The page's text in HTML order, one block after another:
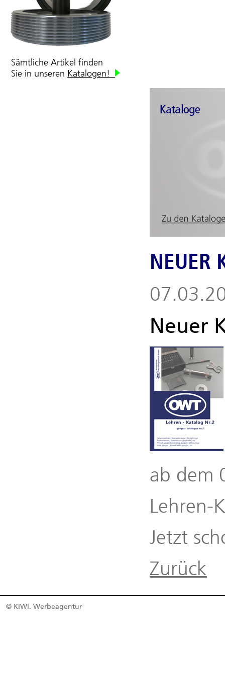
Sämtliche Artikel finden
Sie in unseren Katalogen!
NEUER
Neuer
ab dem
Lehren-
Jetzt
Zurück
© KIWI. Werbeagentur